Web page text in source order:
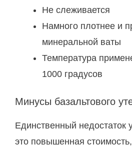
Не слеживается
Намного плотнее и
минеральной ваты
Температура
1000 градусов
Минусы базальтового
Единственный недостаток
это повышенная